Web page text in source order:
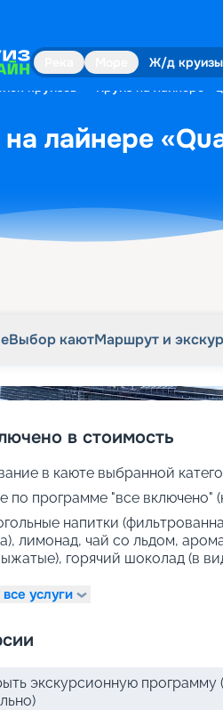
Ж/д круизы
круизов Круиз на лайнере
лайнере
Выбор каютМаршрут и
в стоимость
в каюте выбранной
по программе "все включено"
напитки
лимонад, чай со льдом,
горячий шоколад (в
услуги
экскурсионную программу